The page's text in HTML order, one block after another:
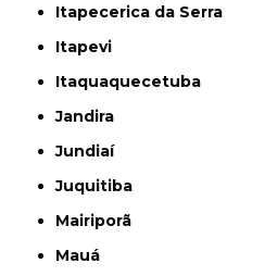
Itapecerica da Serra
Itapevi
Itaquaquecetuba
Jandira
Jundiaí
Juquitiba
Mairiporã
Mauá